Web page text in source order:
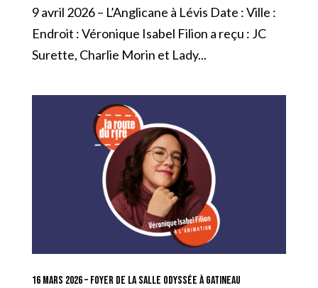
9 avril 2026 – L’Anglicane à Lévis Date : Ville :
Endroit : Véronique Isabel Filion a reçu : JC
Surette, Charlie Morin et Lady...
16 mars 2026 – Foyer de la Salle Odyssée à Gatineau